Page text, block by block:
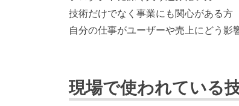
技術だけでなく事業にも関心がある方
自分の仕事がユーザーや売上にどう影
現場で使われている